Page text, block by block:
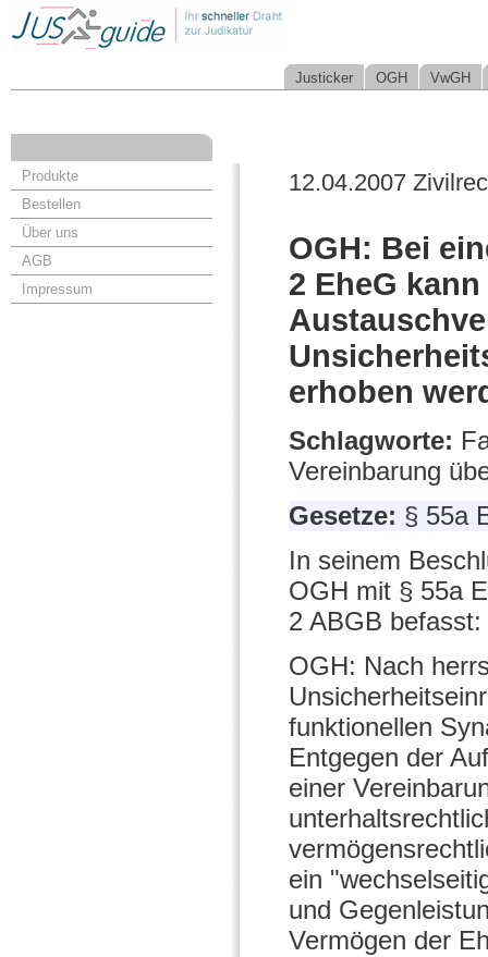
Justicker OGH VwGH
Produkte
Bestellen
Über uns
AGB
Impressum
12.04.2007
OGH: Bei
2 EheG
erhoben
Schlagworte:
Vereinbarung
Gesetze: § 55a
In seinem
OGH mit § 55a
2 ABGB befasst:
OGH: Nach
funktionellen
Entgegen der
einer
ein
und
Vermögen der